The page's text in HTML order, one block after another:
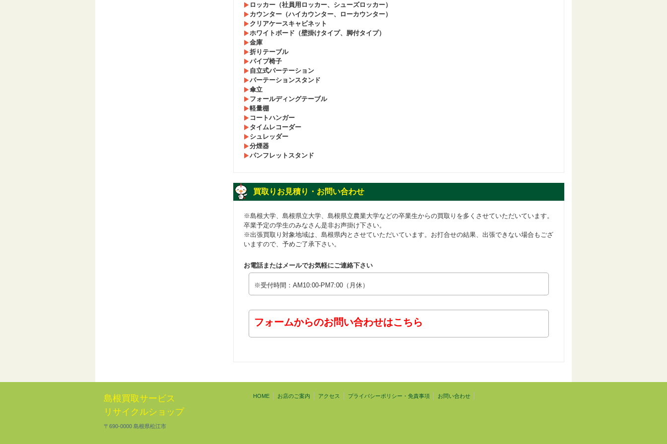
ロッカー（社員用ロッカー、シューズロッカー）
カウンター（ハイカウンター、ローカウンター）
クリアケースキャビネット
ホワイトボード（壁掛けタイプ、脚付タイプ）
金庫
折りテーブル
パイプ椅子
自立式パーテーション
パーテーションスタンド
傘立
フォールディングテーブル
軽量棚
コートハンガー
タイムレコーダー
シュレッダー
分煙器
パンフレットスタンド
買取りお見積り・お問い合わせ
※島根大学、島根県立大学、島根県立農業大学などの卒業生からの買取りを多くさせていただいています。
卒業予定の学生のみなさん是非お声掛け下さい。
※出張買取り対象地域は、島根県内とさせていただいています。お打合せの結果、出張できない場合もござ
いますので、予めご了承下さい。
お電話またはメールでお気軽にご連絡下さい
※受付時間：AM10:00-PM7:00（月休）
フォームからのお問い合わせはこちら
島根買取サービス
リサイクルショップ
〒690-0000 島根県松江市
HOME お店のご案内 アクセス プライバシーポリシー・免責事項 お問い合わせ